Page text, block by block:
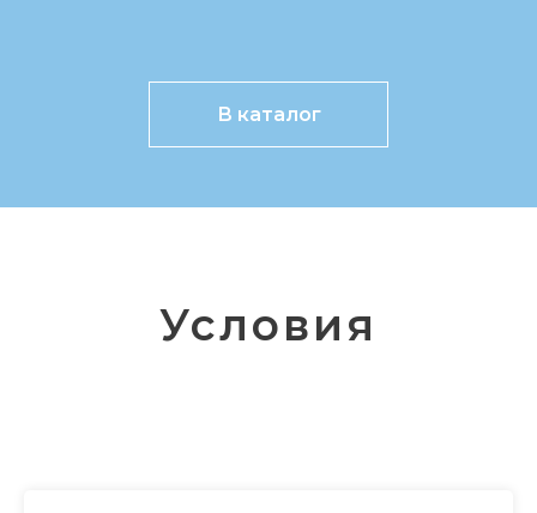
В каталог
Условия